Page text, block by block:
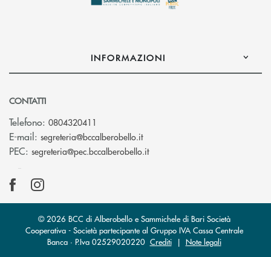
INFORMAZIONI
CONTATTI
Telefono: 0804320411
E-mail: segreteria@bccalberobello.it(si apre l’app di posta
PEC: segreteria@pec.bccalberobello.it(si apre l’app di posta
© 2026 BCC di Alberobello e Sammichele di Bari Società
Cooperativa - Società partecipante al Gruppo IVA Cassa Centrale
Banca · P.Iva 02529020220 Crediti| Note legali